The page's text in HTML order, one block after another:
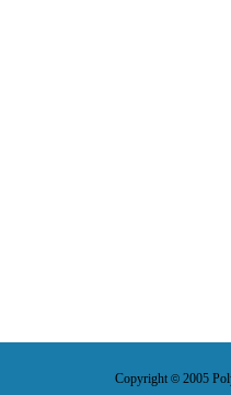
Copyright© 2005